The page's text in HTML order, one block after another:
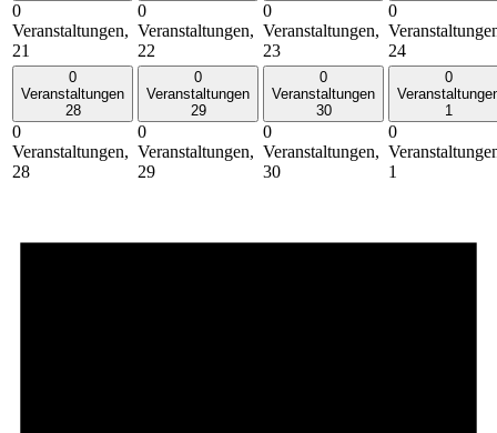
0
Veranstaltungen,
21
0
Veranstaltungen,
22
0
Veranstaltungen,
23
0
24
0
Veranstaltungen
28
0
Veranstaltungen,
28
0
Veranstaltungen
29
0
Veranstaltungen,
29
0
Veranstaltungen
30
0
Veranstaltungen,
30
0
1
0
1